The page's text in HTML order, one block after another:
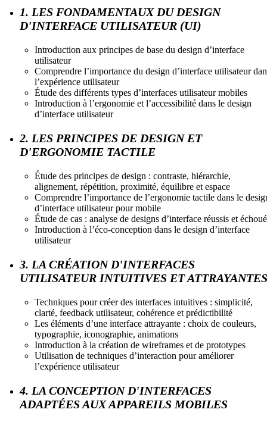
1. LES FONDAMENTAUX DU DESIGN
D'INTERFACE UTILISATEUR (UI)
Introduction aux principes de base du design d’interface
utilisateur
Comprendre l’importance du design d’interface utilisateur
l’expérience utilisateur
Étude des différents types d’interfaces utilisateur mobiles
Introduction à l’ergonomie et l’accessibilité dans le design
d’interface utilisateur
2. LES PRINCIPES DE DESIGN ET
D'ERGONOMIE TACTILE
Étude des principes de design : contraste, hiérarchie,
alignement, répétition, proximité, équilibre et espace
Comprendre l’importance de l’ergonomie tactile dans le
d’interface utilisateur pour mobile
Étude de cas : analyse de designs d’interface réussis et
Introduction à l’éco-conception dans le design d’interface
utilisateur
3. LA CRÉATION D'INTERFACES
UTILISATEUR INTUITIVES ET ATTRAYANTES
Techniques pour créer des interfaces intuitives : simplicité,
clarté, feedback utilisateur, cohérence et prédictibilité
Les éléments d’une interface attrayante : choix de couleurs,
typographie, iconographie, animations
Introduction à la création de wireframes et de prototypes
Utilisation de techniques d’interaction pour améliorer
l’expérience utilisateur
4. LA CONCEPTION D'INTERFACES
ADAPTÉES AUX APPAREILS MOBILES